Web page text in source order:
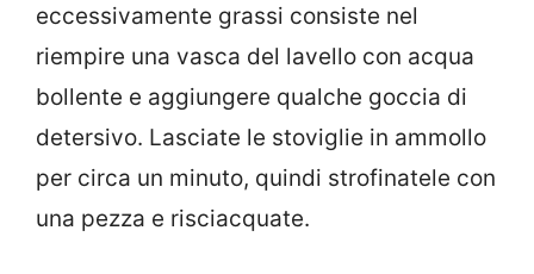
eccessivamente grassi consiste nel
riempire una vasca del lavello con acqua
bollente e aggiungere qualche goccia di
detersivo. Lasciate le stoviglie in ammollo
per circa un minuto, quindi strofinatele con
una pezza e risciacquate.